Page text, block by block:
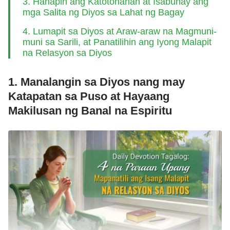
mga Salita ng Diyos sa Lahat ng Bagay
4. Lumapit sa Diyos at Araw-araw na Magmuni-
muni sa Sarili, at Panatilihin ang Iyong Malapit
na Relasyon sa Diyos
1. Manalangin sa Diyos nang may
Katapatan sa Puso at Hayaang
Makilusan ng Banal na Espiritu